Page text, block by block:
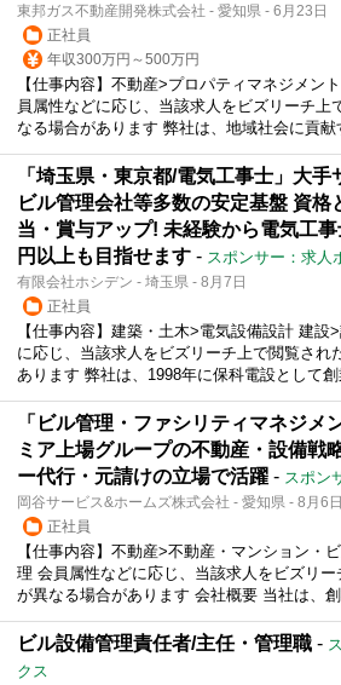
東邦ガス不動産開発株式会社 - 愛知県 - 6月23日
正社員
年収300万円～500万円
【仕事内容】不動産>プロパティマネジメン
員属性などに応じ、当該求人をビズリーチ上
なる場合があります 弊社は、地域社会に貢献
「埼玉県・東京都/電気工事士」大
ビル管理会社等多数の安定基盤 資格
当・賞与アップ! 未経験から電気工
円以上も目指せます - スポンサー：求人
有限会社ホシデン - 埼玉県 - 8月7日
正社員
【仕事内容】建築・土木>電気設備設計 建設
に応じ、当該求人をビズリーチ上で閲覧され
あります 弊社は、1998年に保科電設として創
「ビル管理・ファシリティマネジメ
ミア上場グループの不動産・設備戦
ー代行・元請けの立場で活躍 - スポン
岡谷サービス&ホームズ株式会社 - 愛知県 - 8月6日
正社員
【仕事内容】不動産>不動産・マンション・
理 会員属性などに応じ、当該求人をビズリ
が異なる場合があります 会社概要 当社は、創
ビル設備管理責任者/主任・管理職 -
クス